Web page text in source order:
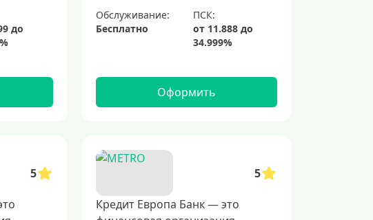
Обслуживание:
Бесплатно
Оформить
5 5
Кредит Европа Банк — это